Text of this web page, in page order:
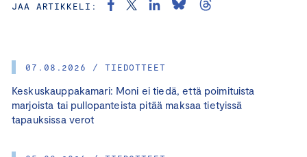
07.08.2026 / TIEDOTTEET
Keskuskauppakamari: Moni ei tiedä, että poimituista
marjoista tai pullopanteista pitää maksaa tietyissä
tapauksissa verot
JAA ARTIKKELI: